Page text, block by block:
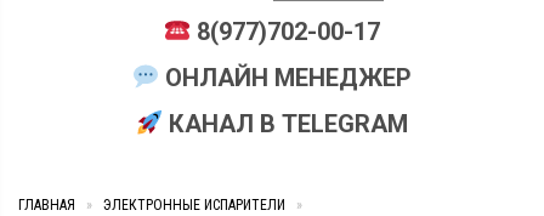
8(977)702-00-17
ОНЛАЙН МЕНЕДЖЕР
КАНАЛ В TELEGRAM
ГЛАВНАЯ » ЭЛЕКТРОННЫЕ ИСПАРИТЕЛИ
»